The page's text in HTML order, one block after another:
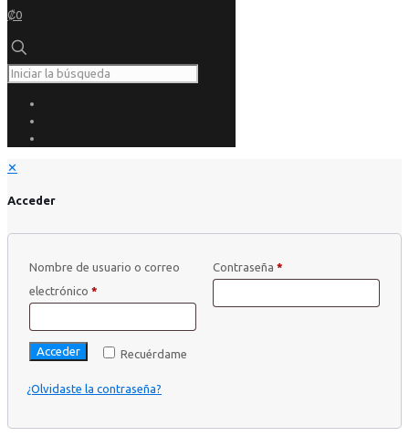
₡0
✕
Acceder
Nombre de usuario o correo
electrónico *
Contraseña *
Recuérdame
Acceder
¿Olvidaste la contraseña?